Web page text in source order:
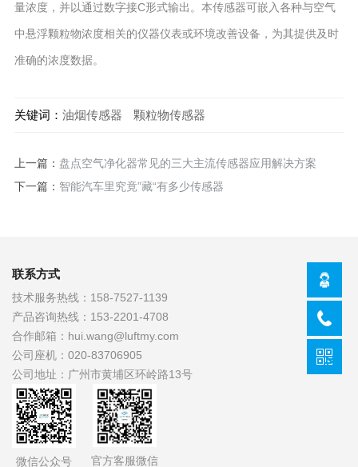
量浓度，并以通过数字接C形式输出。本传感器可嵌入各种与空气
中悬浮颗粒物浓度相关的仪器仪表或环境改善设备，为其提供及时
准确的浓度数据。
关键词： 油烟传感器 颗粒物传感器
上一篇： 盘点空气净化器常见的三大主流传感器应用解决方案
下一篇： 智能汽车里究竟”藏“有多少传感器
联系方式
技术服务热线： 158-7527-1139
产品咨询热线： 153-2201-4708
合作邮箱： hui.wang@luftmy.com
公司座机： 020-83706905
公司地址： 广州市黄埔区环岭路13号
微信公众号 官方客服微信